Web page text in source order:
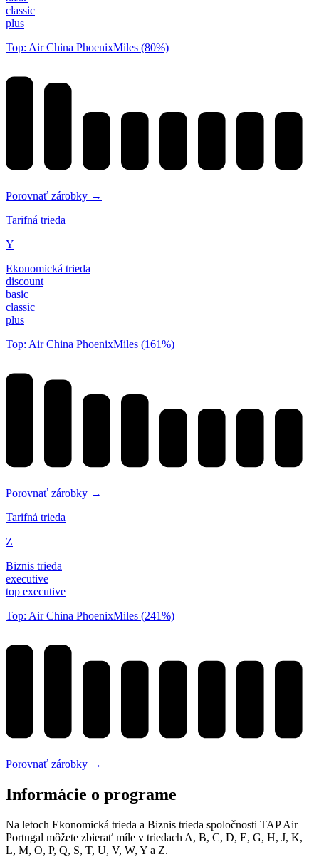
classic
plus
Top: Air China PhoenixMiles (80%)
Porovnať zárobky →
Tarifná trieda
Y
Ekonomická trieda
discount
basic
classic
plus
Top: Air China PhoenixMiles (161%)
Porovnať zárobky →
Tarifná trieda
Z
Biznis trieda
executive
top executive
Top: Air China PhoenixMiles (241%)
Porovnať zárobky →
Informácie o programe
Na letoch Ekonomická trieda a Biznis trieda spoločnosti TAP Air
Portugal môžete zbierať míle v triedach A, B, C, D, E, G, H, J, K,
L, M, O, P, Q, S, T, U, V, W, Y a Z.